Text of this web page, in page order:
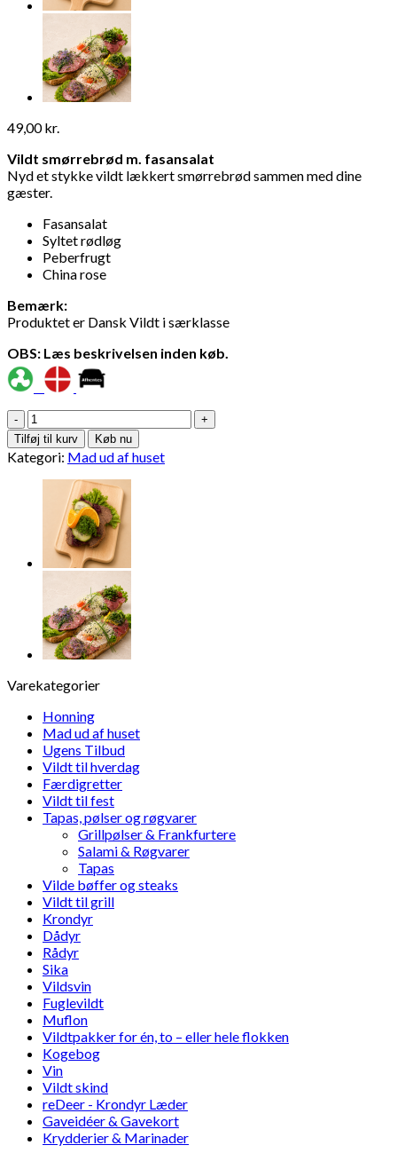
49,00kr.
Vildt smørrebrød m. fasansalat
Nyd et stykke vildt lækkert smørrebrød sammen med dine
gæster.
Fasansalat
Syltet rødløg
Peberfrugt
China rose
Bemærk:
Produktet er Dansk Vildt i særklasse
OBS: Læs beskrivelsen inden køb.
Vildt
smørrebrød
m.
fasansalat
antal
Tilføj til kurv Køb nu
Kategori: Mad ud af huset
Varekategorier
Honning
Mad ud af huset
Ugens Tilbud
Vildt til hverdag
Færdigretter
Vildt til fest
Tapas, pølser og røgvarer
Grillpølser & Frankfurtere
Salami & Røgvarer
Tapas
Vilde bøffer og steaks
Vildt til grill
Krondyr
Dådyr
Rådyr
Sika
Vildsvin
Fuglevildt
Muflon
Vildtpakker for én, to – eller hele flokken
Kogebog
Vin
Vildt skind
reDeer - Krondyr Læder
Gaveidéer & Gavekort
Krydderier & Marinader